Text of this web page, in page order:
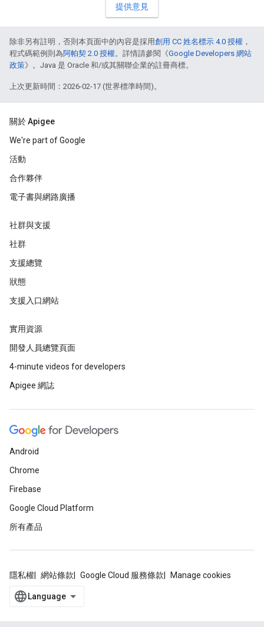
提供意見
除非另有註明，否則本頁面中的內容是採用創用 CC 姓名標示 4.0 授權 ，
程式碼範例則為阿帕契 2.0 授權。詳情請參閱《Google Developers 網站
政策》。Java 是 Oracle 和/或其關聯企業的註冊商標。
上次更新時間：2026-02-17 (世界標準時間)。
關於 Apigee
We're part of Google
活動
合作夥伴
電子書與網路廣播
社群與支援
社群
支援總覽
狀態
支援入口網站
實用資源
開發人員總覽頁面
4-minute videos for developers
Apigee 網誌
Android
Chrome
Firebase
Google Cloud Platform
所有產品
隱私權 網站條款 Google Cloud 服務條款 Manage cookies